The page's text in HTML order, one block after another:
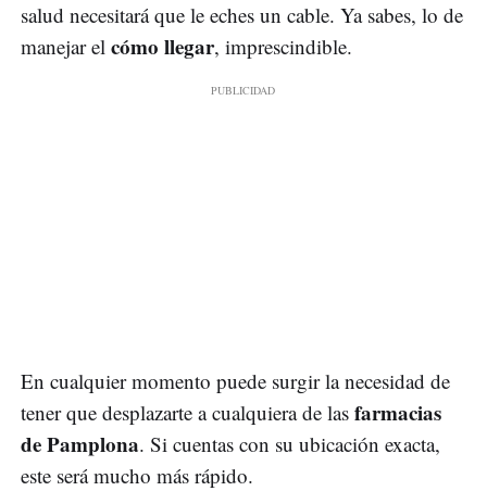
salud necesitará que le eches un cable. Ya sabes, lo de
manejar el cómo llegar, imprescindible.
En cualquier momento puede surgir la necesidad de
tener que desplazarte a cualquiera de las farmacias
de Pamplona. Si cuentas con su ubicación exacta,
este será mucho más rápido.